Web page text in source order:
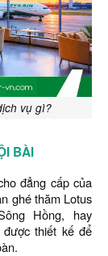
vụ gì?
BÀI
đẳng cấp của
ghé thăm Lotus
Hồng, hay
thiết kế để